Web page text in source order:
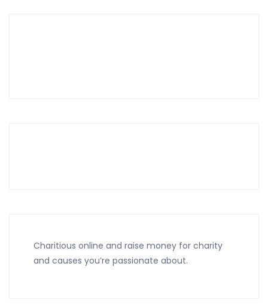
Charitious online and raise money for charity
and causes you’re passionate about.